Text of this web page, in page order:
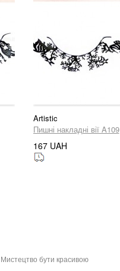
Artistic
Пишні накладні вії A109
167 UAH
Мистецтво бути красивою